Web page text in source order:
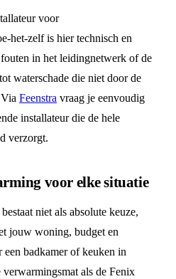
voor
het-zelf is hier technisch en
in het leidingnetwerk of de
waterschade die niet door de
Feenstra vraag je eenvoudig
installateur die de hele
verzorgt.
voor elke situatie
niet als absolute keuze,
jouw woning, budget en
badkamer of keuken in
als de Fenix